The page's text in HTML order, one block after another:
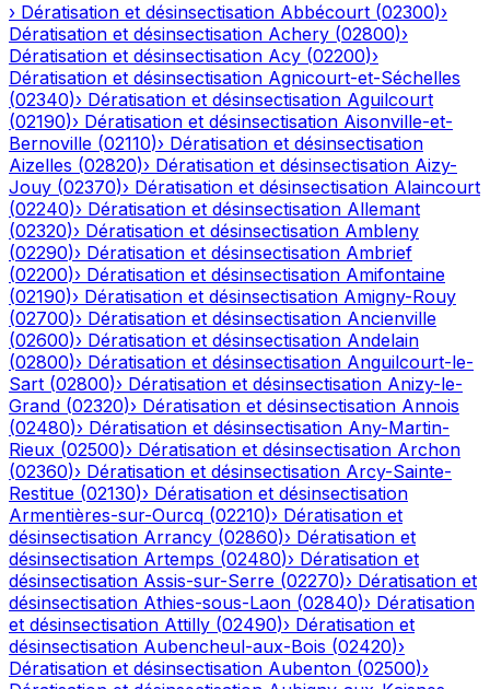
› Dératisation et désinsectisation Abbécourt (02300)›
Dératisation et désinsectisation Achery (02800)›
Dératisation et désinsectisation Acy (02200)›
Dératisation et désinsectisation Agnicourt-et-Séchelles
(02340)› Dératisation et désinsectisation Aguilcourt
(02190)› Dératisation et désinsectisation Aisonville-et-
Bernoville (02110)› Dératisation et désinsectisation
Aizelles (02820)› Dératisation et désinsectisation Aizy-
Jouy (02370)› Dératisation et désinsectisation Alaincourt
(02240)› Dératisation et désinsectisation Allemant
(02320)› Dératisation et désinsectisation Ambleny
(02290)› Dératisation et désinsectisation Ambrief
(02200)› Dératisation et désinsectisation Amifontaine
(02190)› Dératisation et désinsectisation Amigny-Rouy
(02700)› Dératisation et désinsectisation Ancienville
(02600)› Dératisation et désinsectisation Andelain
(02800)› Dératisation et désinsectisation Anguilcourt-le-
Sart (02800)› Dératisation et désinsectisation Anizy-le-
Grand (02320)› Dératisation et désinsectisation Annois
(02480)› Dératisation et désinsectisation Any-Martin-
Rieux (02500)› Dératisation et désinsectisation Archon
(02360)› Dératisation et désinsectisation Arcy-Sainte-
Restitue (02130)› Dératisation et désinsectisation
Armentières-sur-Ourcq (02210)› Dératisation et
désinsectisation Arrancy (02860)› Dératisation et
désinsectisation Artemps (02480)› Dératisation et
désinsectisation Assis-sur-Serre (02270)› Dératisation et
désinsectisation Athies-sous-Laon (02840)› Dératisation
et désinsectisation Attilly (02490)› Dératisation et
désinsectisation Aubencheul-aux-Bois (02420)›
Dératisation et désinsectisation Aubenton (02500)›